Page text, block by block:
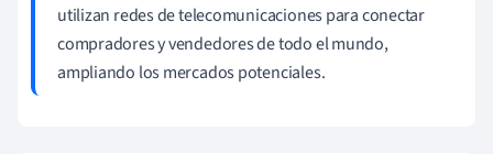
utilizan redes de telecomunicaciones para conectar
compradores y vendedores de todo el mundo,
ampliando los mercados potenciales.